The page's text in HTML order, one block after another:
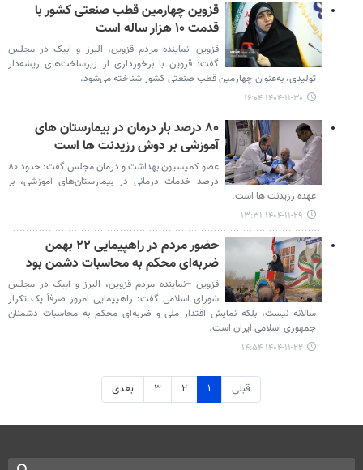
قزوین چهارمین قطب صنعتی کشور با
قدمت ۱۰ هزار ساله است
قزوین- نماینده مردم قزوین، البرز و آبیک در مجلس
گفت: قزوین با برخورداری از زیرساخت‌های ریشه‌دار
تولیدی، به‌عنوان چهارمین قطب صنعتی کشور شناخته می‌شود.
۱۴۰۴-۱۱-۳۰ ۱۶:۰۴
۸۰ درصد بار درمان در بیمارستان های
آموزشی بر دوش رزیدنت ها است
عضو کمیسیون بهداشت و درمان مجلس گفت: حدود ۸۰
درصد خدمات درمانی در بیمارستان‌های آموزشی، بر
عهده رزیدنت ها است.
۱۴۰۴-۱۱-۲۹ ۱۳:۳۱
حضور مردم در راهپیمایی ۲۲ بهمن
ضربه‌ای محکم به محاسبات دشمن بود
قزوین –نماینده مردم قزوین، البرز و آبیک در مجلس
شورای اسلامی گفت: راهپیمایی امروز صرفاً یک تکرار
سالانه نیست، بلکه نمایش اقتدار ملی و ضربه‌ای محکم به محاسبات دشمنان
جمهوری اسلامی ایران است.
۱۴۰۴-۱۱-۲۲ ۱۴:۵۴
قبلی ۱ ۲ ۳ بعدی